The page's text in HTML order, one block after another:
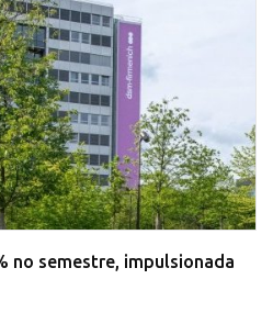
no semestre, impulsionada